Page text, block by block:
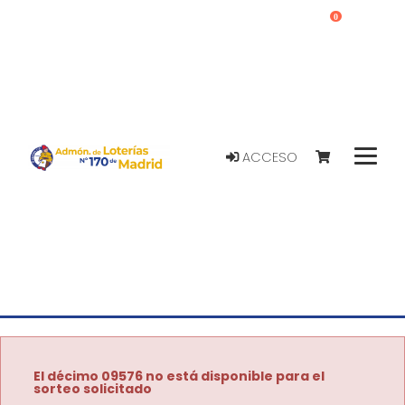
ACCESO
0
El décimo 09576 no está disponible para el
sorteo solicitado